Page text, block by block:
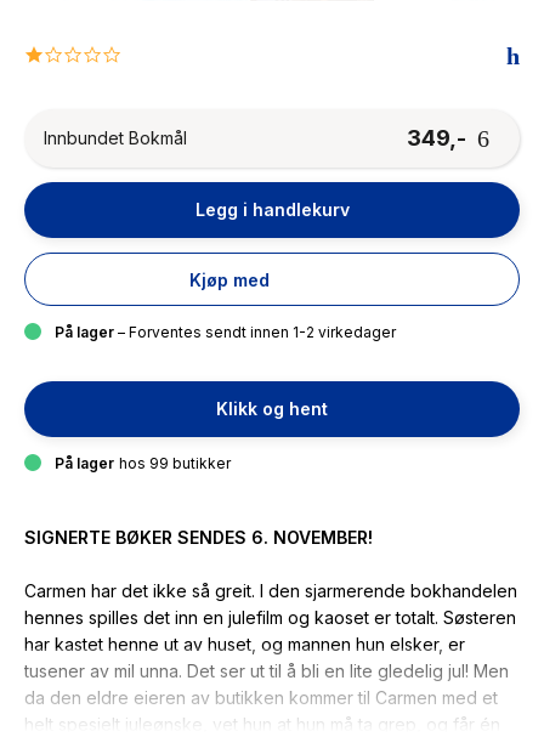
1.0
Innbundet Bokmål
349,-
Legg i handlekurv
Kjøp med
På lager – Forventes sendt innen 1-2 virkedager
Klikk og hent
På lager hos 99 butikker
SIGNERTE BØKER SENDES 6. NOVEMBER!
Carmen har det ikke så greit. I den sjarmerende bokhandelen
hennes spilles det inn en julefilm og kaoset er totalt. Søsteren
har kastet henne ut av huset, og mannen hun elsker, er
tusener av mil unna. Det ser ut til å bli en lite gledelig jul! Men
da den eldre eieren av butikken kommer til Carmen med et
helt spesielt juleønske, vet hun at hun må ta grep, og får én